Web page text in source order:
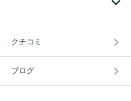
クチコミ
ブログ